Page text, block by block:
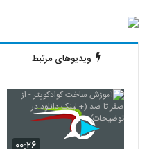
ویدیوهای مرتبط